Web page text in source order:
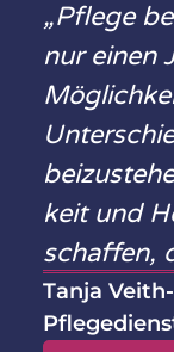
„Pflege
nur einen
keit und
schaffen,
Tanja